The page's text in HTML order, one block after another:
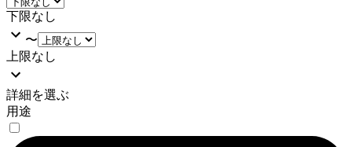
下限なし
〜
上限なし
詳細を選ぶ
用途